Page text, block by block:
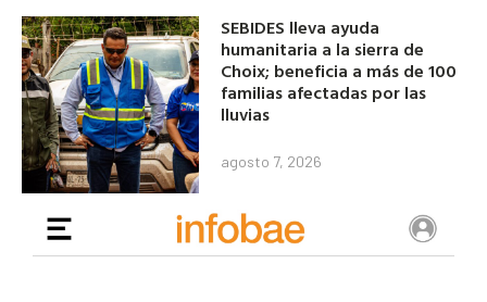
SEBIDES lleva ayuda
humanitaria a la sierra de
Choix; beneficia a más de 100
familias afectadas por las
lluvias
agosto 7, 2026